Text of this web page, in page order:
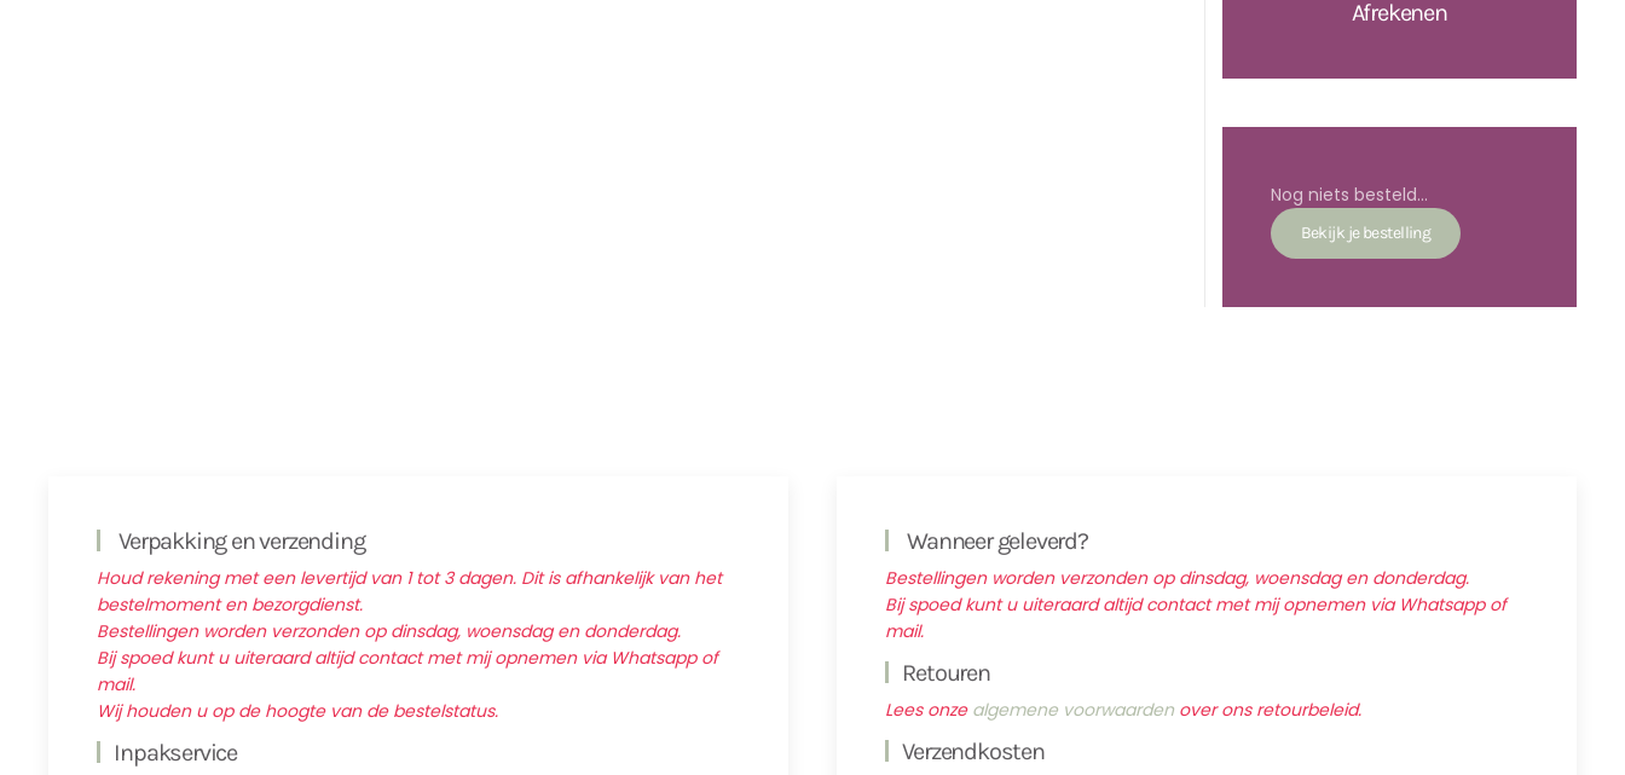
Afrekenen
Nog niets besteld...
Verpakking en verzending
Houd rekening met een levertijd van 1 tot 3 dagen. Dit is afhankelijk van het
bestelmoment en bezorgdienst.
Bestellingen worden verzonden op dinsdag, woensdag en donderdag.
Bij spoed kunt u uiteraard altijd contact met mij opnemen via Whatsapp of
mail.
Wij houden u op de hoogte van de bestelstatus.
Inpakservice
Wanneer geleverd?
Bestellingen worden verzonden op dinsdag, woensdag en donderdag.
Bij spoed kunt u uiteraard altijd contact met mij opnemen via Whatsapp of
mail.
Retouren
Lees onze algemene voorwaarden over ons retourbeleid.
Verzendkosten